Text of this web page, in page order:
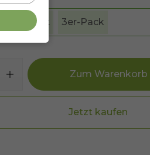
1 Einheit 3er-Pack
Zum Warenkorb
Jetzt kaufen